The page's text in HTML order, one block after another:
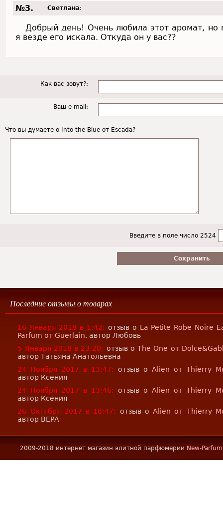
№3. Светлана:
Добрый день! Очень любила этот аромат, но
я везде его искала. Откуда он у вас??
Как вас зовут?:
Ваш e-mail:
Что вы думаете о Into the Blue от Escada?
Введите в поле число 2524
Последние отзывы о товарах
16 Января 2018 в 1:42: отзыв о La Petite Robe Noire
Parfum от Guerlain, автор Любовь
5 Января 2018 в 23:20: отзыв оThe One от
автор Татьяна Анатольевна
24 Ноября 2017 в 13:47:
отзыв оAlien от Thierry
автор Ксения
24 Ноября 2017 в 13:46:
отзыв оAlien от Thierry
автор Ксения
26 Октября 2017 в 18:47:
отзыв оAlien от Thierry
автор ВЕРА
2009-2018 интернет магазин элитной парфюмерии New-